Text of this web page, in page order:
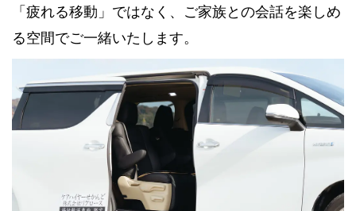
「疲れる移動」ではなく、ご家族との会話を楽しめ
る空間でご一緒いたします。